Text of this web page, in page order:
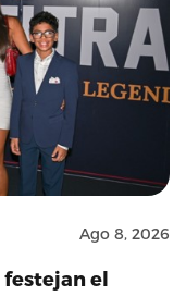
Ago 8, 2026
festejan el